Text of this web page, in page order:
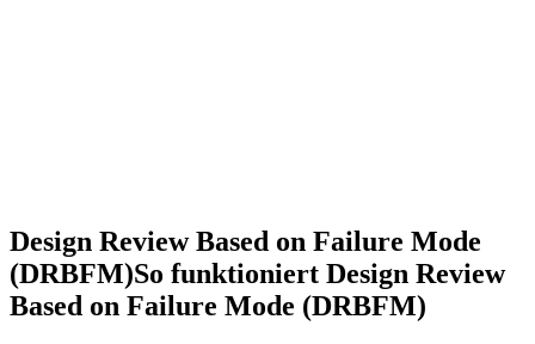
Design Review Based on Failure Mode
(DRBFM)So funktioniert Design Review
Based on Failure Mode (DRBFM)